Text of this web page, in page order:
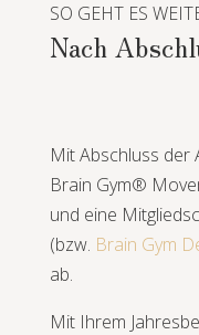
SO GEHT ES
Nach
Mit Abschluss der
Brain Gym®
und eine
(bzw. Brain Gym
ab.
Mit Ihrem